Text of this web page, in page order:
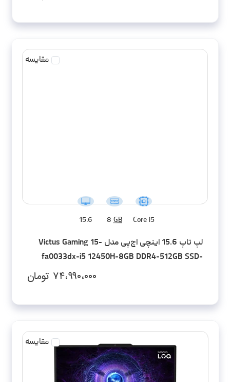
مقایسه
Core i5
8 GB
15.6
لپ تاپ 15.6 اینچی اچ‌پی مدل Victus Gaming 15-
fa0033dx-i5 12450H-8GB DDR4-512GB SSD-
۷۴،۹۹۰،۰۰۰ تومان
مقایسه